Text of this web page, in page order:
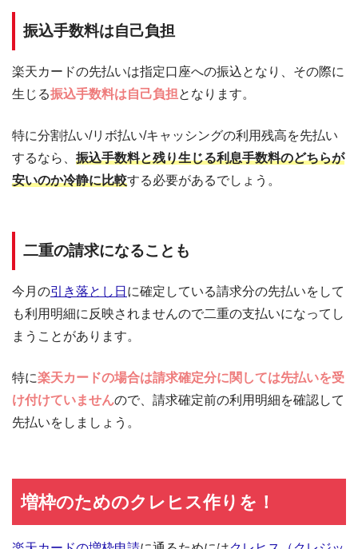
振込手数料は自己負担
楽天カードの先払いは指定口座への振込となり、その際に
生じる振込手数料は自己負担となります。
特に分割払い/リボ払い/キャッシングの利用残高を先払い
するなら、 振込手数料と残り生じる利息手数料のどちらが
安いのか冷静に比較する必要があるでしょう。
二重の請求になることも
今月の引き落とし日 に確定している請求分の先払いをして
も利用明細に反映されませんので二重の支払いになってし
まうことがあります。
特に楽天カードの場合は請求確定分に関しては先払いを受
け付けていませんので、請求確定前の利用明細を確認して
先払いをしましょう。
増枠のためのクレヒス作りを！